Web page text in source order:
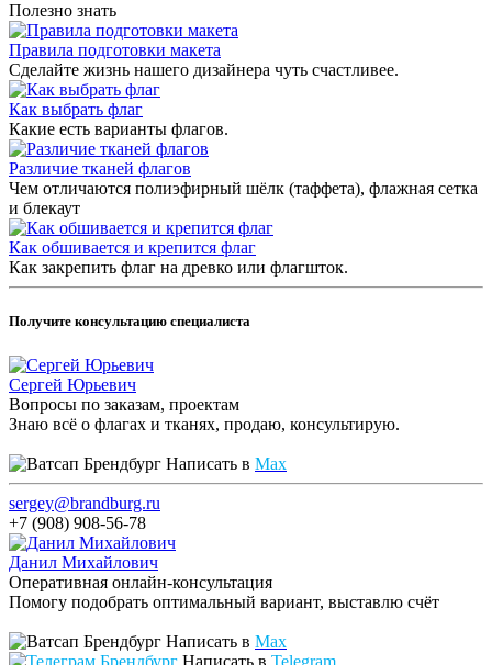
Полезно знать
Правила подготовки макета
Сделайте жизнь нашего дизайнера чуть счастливее.
Как выбрать флаг
Какие есть варианты флагов.
Различие тканей флагов
Чем отличаются полиэфирный шёлк (таффета), флажная сетка
и блекаут
Как обшивается и крепится флаг
Как закрепить флаг на древко или флагшток.
Получите консультацию специалиста
Сергей Юрьевич
Вопросы по заказам, проектам
Знаю всё о флагах и тканях, продаю, консультирую.
Написать в Max
sergey@brandburg.ru
+7 (908) 908-56-78
Данил Михайлович
Оперативная онлайн-консультация
Помогу подобрать оптимальный вариант, выставлю счёт
Написать в Max
Написать в Telegram